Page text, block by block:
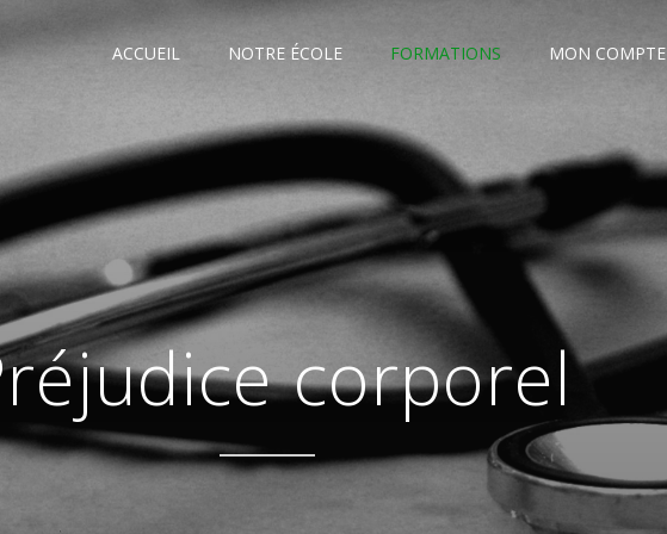
ACCUEIL NOTRE ÉCOLE FORMATIONS MON COMPTE
corporel